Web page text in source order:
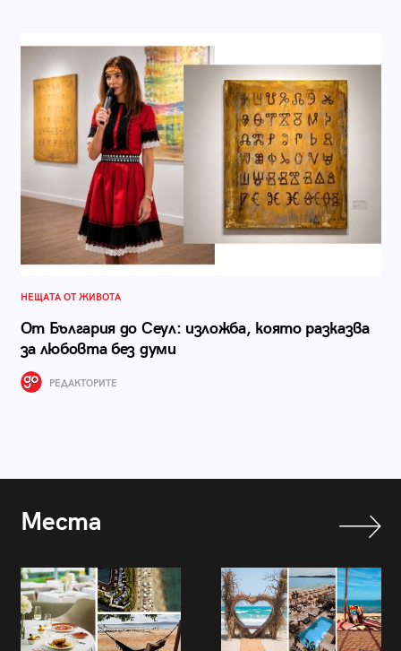
НЕЩАТА ОТ ЖИВОТА
От България до Сеул: изложба, която разказва
за любовта без думи
РЕДАКТОРИТЕ
Места